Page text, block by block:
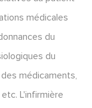
médicales
du
du
médicaments,
L'infirmière